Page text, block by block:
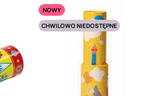
NOWY
CHWILOWO NIEDOSTĘPNE